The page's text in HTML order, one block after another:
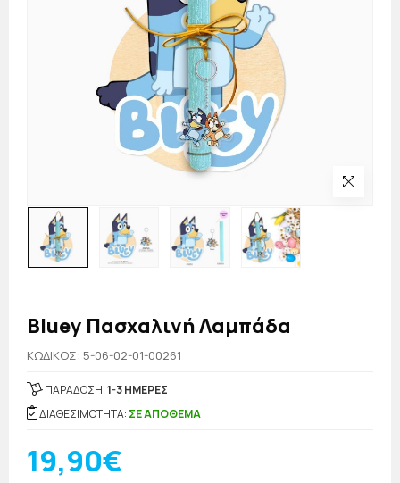
Bluey Πασχαλινή Λαμπάδα
KΩΔΙΚΟΣ: 5-06-02-01-00261
ΠΑΡΑΔΟΣΗ:1-3 ΗΜΕΡΕΣ
ΔΙΑΘΕΣΙΜΟΤΗΤΑ: ΣΕ ΑΠΟΘΕΜΑ
19,90€